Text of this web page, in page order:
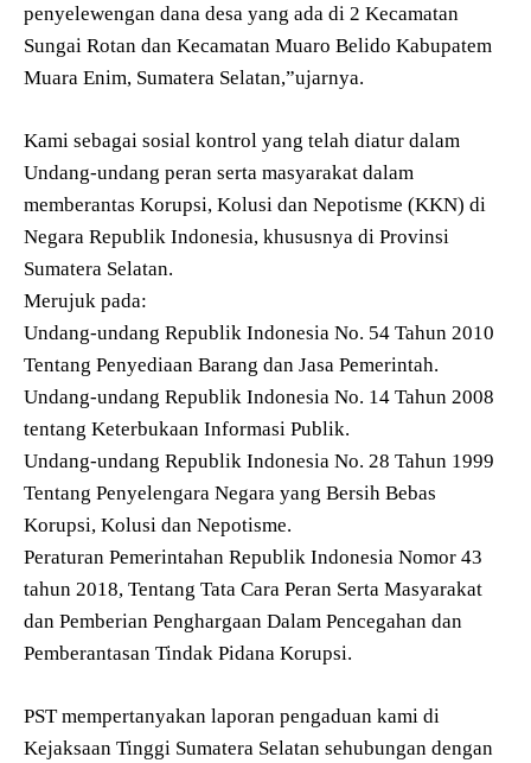
penyelewengan dana desa yang ada di 2 Kecamatan
Sungai Rotan dan Kecamatan Muaro Belido Kabupatem
Muara Enim, Sumatera Selatan,”ujarnya.
Kami sebagai sosial kontrol yang telah diatur dalam
Undang-undang peran serta masyarakat dalam
memberantas Korupsi, Kolusi dan Nepotisme (KKN) di
Negara Republik Indonesia, khususnya di Provinsi
Sumatera Selatan.
Merujuk pada:
Undang-undang Republik Indonesia No. 54 Tahun 2010
Tentang Penyediaan Barang dan Jasa Pemerintah.
Undang-undang Republik Indonesia No. 14 Tahun 2008
tentang Keterbukaan Informasi Publik.
Undang-undang Republik Indonesia No. 28 Tahun 1999
Tentang Penyelengara Negara yang Bersih Bebas
Korupsi, Kolusi dan Nepotisme.
Peraturan Pemerintahan Republik Indonesia Nomor 43
tahun 2018, Tentang Tata Cara Peran Serta Masyarakat
dan Pemberian Penghargaan Dalam Pencegahan dan
Pemberantasan Tindak Pidana Korupsi.
PST mempertanyakan laporan pengaduan kami di
Kejaksaan Tinggi Sumatera Selatan sehubungan dengan